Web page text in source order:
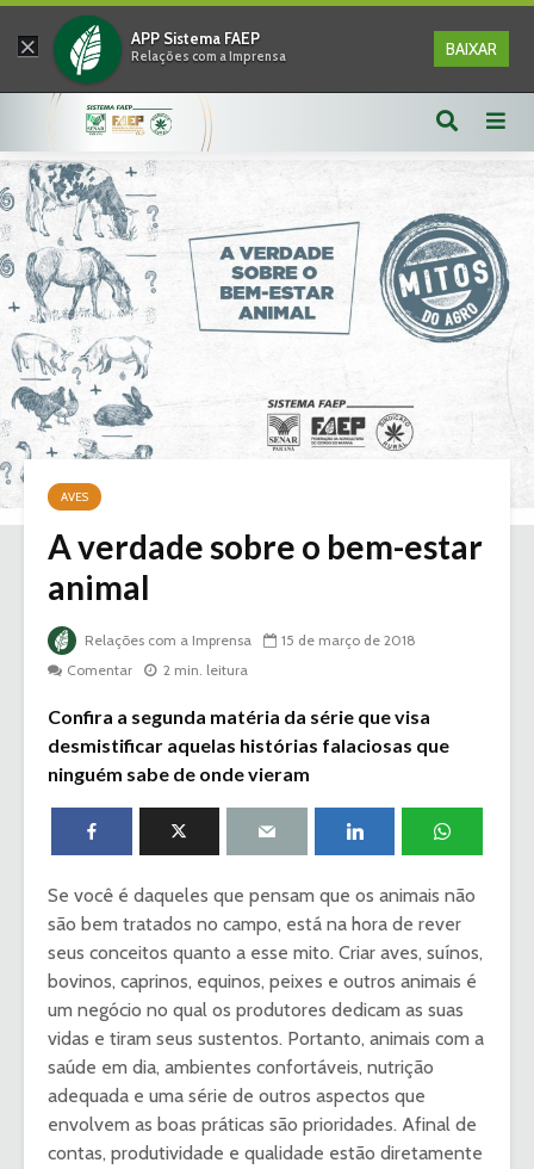
× APP Sistema FAEP
Relações com a Imprensa BAIXAR
AVES
A verdade sobre o bem-estar
animal
Relações com a Imprensa
15 de março de 2018
Comentar
2 min. leitura
Confira a segunda matéria da série que visa
desmistificar aquelas histórias falaciosas que
ninguém sabe de onde vieram
Se você é daqueles que pensam que os animais não
são bem tratados no campo, está na hora de rever
seus conceitos quanto a esse mito. Criar aves, suínos,
bovinos, caprinos, equinos, peixes e outros animais é
um negócio no qual os produtores dedicam as suas
vidas e tiram seus sustentos. Portanto, animais com a
saúde em dia, ambientes confortáveis, nutrição
adequada e uma série de outros aspectos que
envolvem as boas práticas são prioridades. Afinal de
contas, produtividade e qualidade estão diretamente